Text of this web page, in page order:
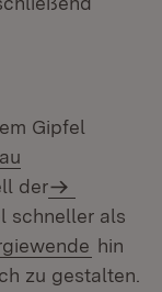
Gipfel
Fenster)
der
schneller als
hin
zu gestalten.